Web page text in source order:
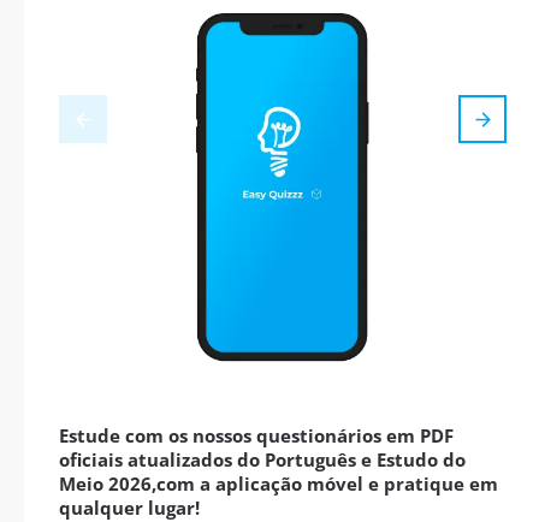
Estude com os nossos questionários em PDF
oficiais atualizados do Português e Estudo do
Meio 2026,com a aplicação móvel e pratique em
qualquer lugar!